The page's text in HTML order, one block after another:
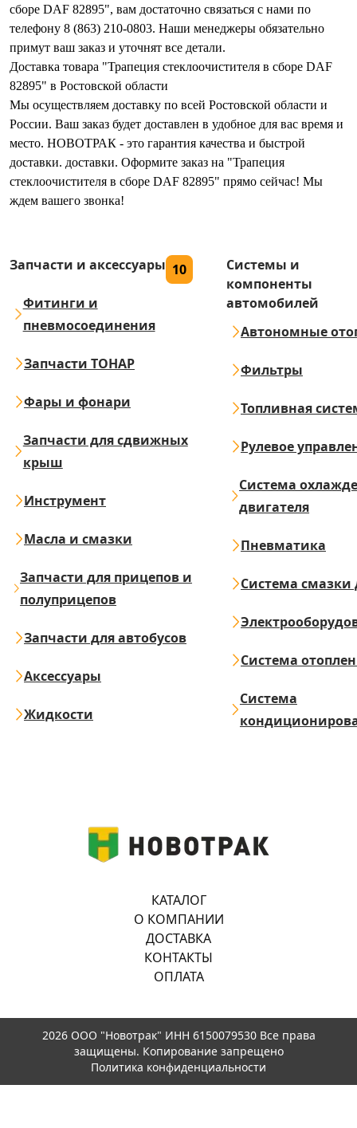
сборе DAF 82895", вам достаточно связаться с нами по
телефону 8 (863) 210-0803. Наши менеджеры обязательно
примут ваш заказ и уточнят все детали.
Доставка товара "Трапеция стеклоочистителя в сборе DAF
82895" в Ростовской области
Мы осуществляем доставку по всей Ростовской области и
России. Ваш заказ будет доставлен в удобное для вас время и
место. НОВОТРАК - это гарантия качества и быстрой
доставки. доставки. Оформите заказ на "Трапеция
стеклоочистителя в сборе DAF 82895" прямо сейчас! Мы
ждем вашего звонка!
Запчасти и аксессуары 10
Фитинги и
пневмосоединения
Запчасти ТОНАР
Фары и фонари
Запчасти для сдвижных
крыш
Инструмент
Масла и смазки
Запчасти для прицепов и
полуприцепов
Запчасти для автобусов
Аксессуары
Жидкости
Системы и
компоненты
автомобилей
Автономные
Фильтры
Топливная
Рулевое
Система
двигателя
Пневматика
Система смазки
Система
Система
КАТАЛОГ
О КОМПАНИИ
ДОСТАВКА
КОНТАКТЫ
ОПЛАТА
2026 ООО "Новотрак" ИНН 6150079530 Все права
защищены. Копирование запрещено
Политика конфиденциальности